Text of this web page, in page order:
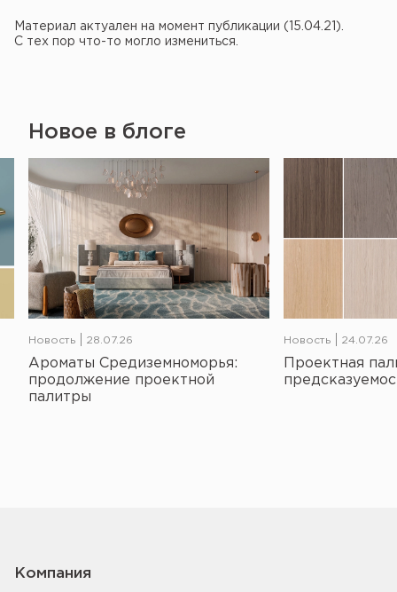
Материал актуален на момент публикации (15.04.21).
С тех пор что-то могло измениться.
Новое в блоге
Новость 28.07.26
Ароматы Средиземноморья:
продолжение проектной
палитры
Новость 24.07.26
Проектная
Компания